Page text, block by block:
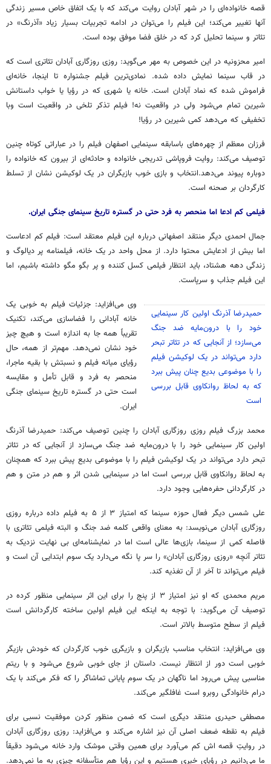
قصه خانواده‌ای را در شهر آبادان روایت می‌کند که با یک اتفاق خاص مسیر زندگی
آنها تغییر می‌کند؛ این فیلم را می‌توان در ادامه تجربیات بسیار زیاد «آذرنگ» در
تئاتر و سینما تحلیل کرد که در خلق فضا موفق بوده است.
امیر محزونیه در این خصوص به مهر می‌گوید: روزی روزگاری آبادان تئاتری است که
در قاب سینما نمایش داده شده. نمادی‌ترین فیلم جشنواره تا اینجا، خانه‌ای
فراموش شده که نماد آبادان است. خانه یا شهری که در رؤیا یا خواب داستانش
شیرین تمام می‌شود ولی در واقعیت نه! فیلم تذکر تلخی در واقعیت است وبا
تخفیفی که می‌دهد کمی شیرین در رؤیا!
فرزان معظم از چهره‌های باسابقه سینمایی اصفهان فیلم را در عباراتی کوتاه چنین
توصیف می‌کند: روایت فروپاشی تدریجی خانواده و حادثه‌ای از بیرون که خانواده را
دوباره پیوند می‌دهد.انتخاب و بازی خوب بازیگران در یک لوکیشن نشان از تسلط
کارگردان بر صحنه است.
فیلمی کم ادعا اما منحصر به فرد حتی در گستره تاریخ سینمای جنگی ایران.
جمال احمدی دیگر منتقد اصفهانی درباره این فیلم معتقد است: فیلم کم ادعاست
اما بیش از ادعایش محتوا دارد. از محل واحد در یک خانه، فیلمنامه پر دیالوگ و
زندگی دهه هشتاد، باید انتظار فیلمی کسل کننده و پر بگو مگو داشته باشیم، اما
این فیلم جذاب و سرپاست.
حمیدرضا آذرنگ اولین کار سینمایی
خود را با درون‌مایه ضد جنگ
می‌سازد؛ از آنجایی که در تئاتر تبحر
دارد می‌تواند در یک لوکیشن فیلم
را با موضوعی بدیع چنان پیش ببرد
که به لحاظ روانکاوی قابل بررسی
است
وی می‌افزاید: جزئیات فیلم به خوبی یک
خانه آبادانی را فضاسازی می‌کند، تکنیک
تقریباً همه جا به اندازه است و هیچ چیز
خود نشان نمی‌دهد. مهم‌تر از همه، حال
رؤیای میانه فیلم و نسبتش با بقیه ماجرا،
منحصر به فرد و قابل تأمل و مقایسه
است حتی در گستره تاریخ سینمای جنگی
ایران.
محمد بزرگ فیلم روزی روزگاری آبادان را چنین توصیف می‌کند: حمیدرضا آذرنگ
اولین کار سینمایی خود را با درون‌مایه ضد جنگ می‌سازد از آنجایی که در تئاتر
تبحر دارد می‌تواند در یک لوکیشن فیلم را با موضوعی بدیع پیش ببرد که همچنان
به لحاظ روانکاوی قابل بررسی است اما در سینمایی شدن اثر و هم در متن و هم
در کارگردانی حفره‌هایی وجود دارد.
علی شمس دیگر فعال حوزه سینما که امتیاز ۳ از ۵ به فیلم داده درباره روزی
روزگاری آبادان می‌نویسد: به معنای واقعی کلمه ضد جنگ و البته فیلمی تئاتری با
فاصله کمی از سینما، بازی‌ها عالی است اما در نمایشنامه‌ای بی نهایت نزدیک به
تئاتر آنچه «روزی روزگاری آبادان» را سر پا نگه می‌دارد یک سوم ابتدایی آن است و
فیلم می‌تواند تا آخر از آن تغذیه کند.
مریم محمدی که او نیز امتیاز ۳ از پنج را برای این اثر سینمایی منظور کرده در
توصیف آن می‌گوید: با توجه به اینکه این فیلم اولین ساخته کارگردانش است
فیلم از سطح متوسط بالاتر است.
وی می‌افزاید: انتخاب مناسب بازیگران و بازیگری خوب کارگردان که خودش بازیگر
خوبی است دور از انتظار نیست. داستان از جای خوبی شروع می‌شود و با ریتم
مناسبی پیش می‌رود اما ناگهان در یک سوم پایانی تماشاگر را که فکر می‌کند با یک
درام خانوادگی روبرو است غافلگیر می‌کند.
مصطفی حیدری منتقد دیگری است که ضمن منظور کردن موفقیت نسبی برای
فیلم به نقطه ضعف اصلی آن نیز اشاره می‌کند و می‌افزاید: روزی روزگاری آبادان
در روایتِ قصه اش کم می‌آورد برای همین وقتی موشک وارد خانه می‌شود دقیقاً
ما می‌دانیم در رؤیای خیری هستیم و این رؤیا هم متأسفانه چیزی به ما نمی‌دهد.